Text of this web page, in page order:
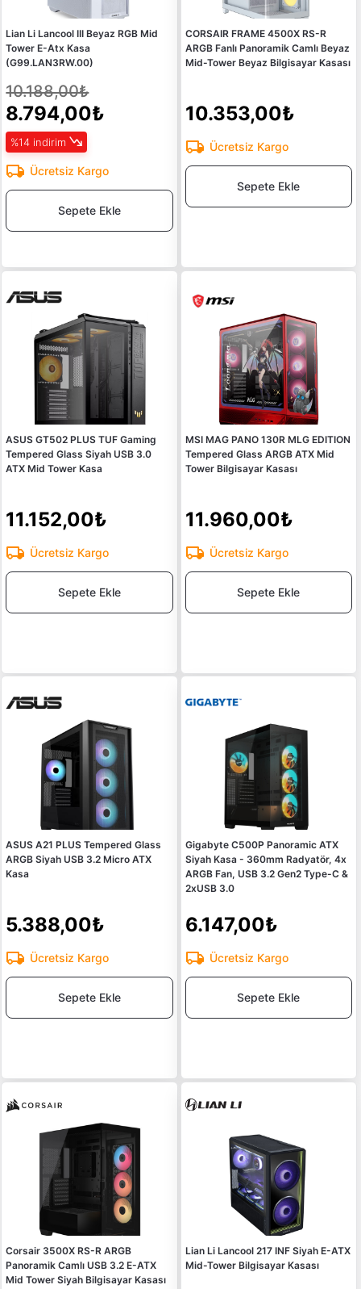
Lian Li Lancool III Beyaz RGB Mid
Tower E-Atx Kasa
(G99.LAN3RW.00)
10.188,00₺
8.794,00₺
%14 indirim
Ücretsiz Kargo
Sepete Ekle
CORSAIR FRAME 4500X RS-R
ARGB Fanlı Panoramik Camlı Beyaz
Mid-Tower Beyaz Bilgisayar Kasası
10.353,00₺
Ücretsiz Kargo
Sepete Ekle
ASUS GT502 PLUS TUF Gaming
Tempered Glass Siyah USB 3.0
ATX Mid Tower Kasa
11.152,00₺
Ücretsiz Kargo
Sepete Ekle
MSI MAG PANO 130R MLG EDITION
Tempered Glass ARGB ATX Mid
Tower Bilgisayar Kasası
11.960,00₺
Ücretsiz Kargo
Sepete Ekle
ASUS A21 PLUS Tempered Glass
ARGB Siyah USB 3.2 Micro ATX
Kasa
5.388,00₺
Ücretsiz Kargo
Sepete Ekle
Gigabyte C500P Panoramic ATX
Siyah Kasa - 360mm Radyatör, 4x
ARGB Fan, USB 3.2 Gen2 Type-C &
2xUSB 3.0
6.147,00₺
Ücretsiz Kargo
Sepete Ekle
Corsair 3500X RS-R ARGB
Panoramik Camlı USB 3.2 E-ATX
Mid Tower Siyah Bilgisayar Kasası
Lian Li Lancool 217 INF Siyah E-ATX
Mid-Tower Bilgisayar Kasası